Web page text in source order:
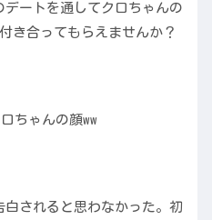
ートを通してクロちゃんの
き合ってもらえませんか？
ちゃんの顔ww
白されると思わなかった。初